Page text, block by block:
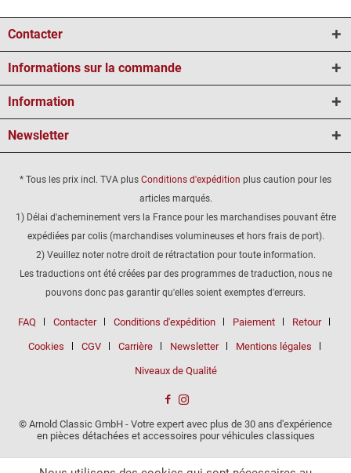
Contacter
Informations sur la commande
Information
Newsletter
* Tous les prix incl. TVA plus Conditions d'expédition plus caution pour les
articles marqués.
1) Délai d'acheminement vers la France pour les marchandises pouvant être
expédiées par colis (marchandises volumineuses et hors frais de port).
2) Veuillez noter notre droit de rétractation pour toute information.
Les traductions ont été créées par des programmes de traduction, nous ne
pouvons donc pas garantir qu'elles soient exemptes d'erreurs.
FAQ Contacter Conditions d'expédition Paiement Retour
Cookies CGV Carrière Newsletter Mentions légales
Niveaux de Qualité
© Arnold Classic GmbH - Votre expert avec plus de 30 ans d'expérience
en pièces détachées et accessoires pour véhicules classiques